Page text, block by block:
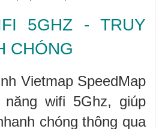
5GHZ - TRUY
CHÓNG
Vietmap SpeedMap
wifi 5Ghz, giúp
chóng thông qua